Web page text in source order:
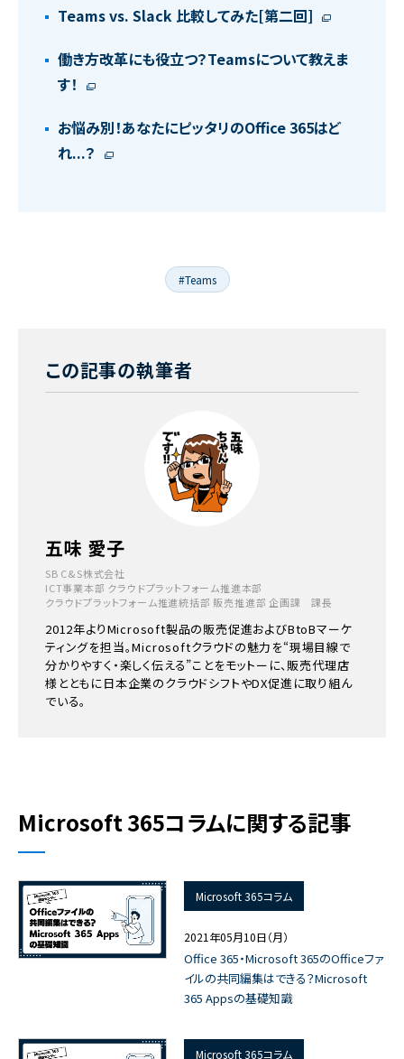
Teams vs. Slack 比較してみた[第二回]
働き方改革にも役立つ？Teamsについて教えま
す！
お悩み別！あなたにピッタリのOffice 365はど
れ...？
#Teams
この記事の執筆者
五味 愛子
SB C&S株式会社
ICT事業本部 クラウドプラットフォーム推進本部
クラウドプラットフォーム推進統括部 販売推進部 企画課 課長
2012年よりMicrosoft製品の販売促進およびBtoBマーケ
ティングを担当。Microsoftクラウドの魅力を“現場目線で
分かりやすく・楽しく伝える”ことをモットーに、販売代理店
様とともに日本企業のクラウドシフトやDX促進に取り組ん
でいる。
Microsoft 365コラムに関する記事
Microsoft 365コラム
2021年05月10日（月）
Office 365・Microsoft 365のOfficeファ
イルの共同編集はできる？Microsoft
365 Appsの基礎知識
Microsoft 365コラム